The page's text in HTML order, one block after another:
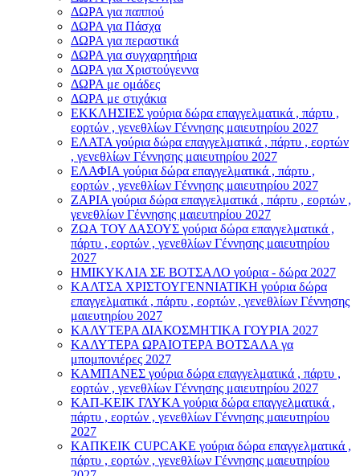
ΔΩΡΑ για παππού
ΔΩΡΑ για Πάσχα
ΔΩΡΑ για περαστικά
ΔΩΡΑ για συγχαρητήρια
ΔΩΡΑ για Χριστούγεννα
ΔΩΡΑ με ομάδες
ΔΩΡΑ με στιχάκια
ΕΚΚΛΗΣΙΕΣ γούρια δώρα επαγγελματικά , πάρτυ ,
εορτών , γενεθλίων Γέννησης μαιευτηρίου 2027
ΕΛΑΤΑ γούρια δώρα επαγγελματικά , πάρτυ , εορτών
, γενεθλίων Γέννησης μαιευτηρίου 2027
ΕΛΑΦΙΑ γούρια δώρα επαγγελματικά , πάρτυ ,
εορτών , γενεθλίων Γέννησης μαιευτηρίου 2027
ΖΑΡΙΑ γούρια δώρα επαγγελματικά , πάρτυ , εορτών ,
γενεθλίων Γέννησης μαιευτηρίου 2027
ΖΩΑ ΤΟΥ ΔΑΣΟΥΣ γούρια δώρα επαγγελματικά ,
πάρτυ , εορτών , γενεθλίων Γέννησης μαιευτηρίου
2027
ΗΜΙΚΥΚΛΙΑ ΣΕ ΒΟΤΣΑΛΟ γούρια - δώρα 2027
ΚΑΛΤΣΑ ΧΡΙΣΤΟΥΓΕΝΝΙΑΤΙΚΗ γούρια δώρα
επαγγελματικά , πάρτυ , εορτών , γενεθλίων Γέννησης
μαιευτηρίου 2027
ΚΑΛΥΤΕΡΑ ΔΙΑΚΟΣΜΗΤΙΚΑ ΓΟΥΡΙΑ 2027
ΚΑΛΥΤΕΡΑ ΩΡΑΙΟΤΕΡΑ ΒΟΤΣΑΛΑ γα
μπομπονιέρες 2027
ΚΑΜΠΑΝΕΣ γούρια δώρα επαγγελματικά , πάρτυ ,
εορτών , γενεθλίων Γέννησης μαιευτηρίου 2027
ΚΑΠ-ΚΕΙΚ ΓΛΥΚΑ γούρια δώρα επαγγελματικά ,
πάρτυ , εορτών , γενεθλίων Γέννησης μαιευτηρίου
2027
ΚΑΠΚΕΙΚ CUPCAKE γούρια δώρα επαγγελματικά ,
πάρτυ , εορτών , γενεθλίων Γέννησης μαιευτηρίου